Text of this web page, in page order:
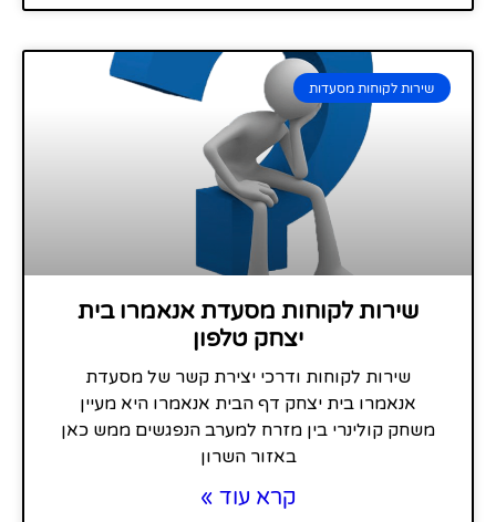
שירות לקוחות מסעדות
שירות לקוחות מסעדת אנאמרו בית
יצחק טלפון
שירות לקוחות ודרכי יצירת קשר של מסעדת
אנאמרו בית יצחק דף הבית אנאמרו היא מעיין
משחק קולינרי בין מזרח למערב הנפגשים ממש כאן
באזור השרון
קרא עוד »